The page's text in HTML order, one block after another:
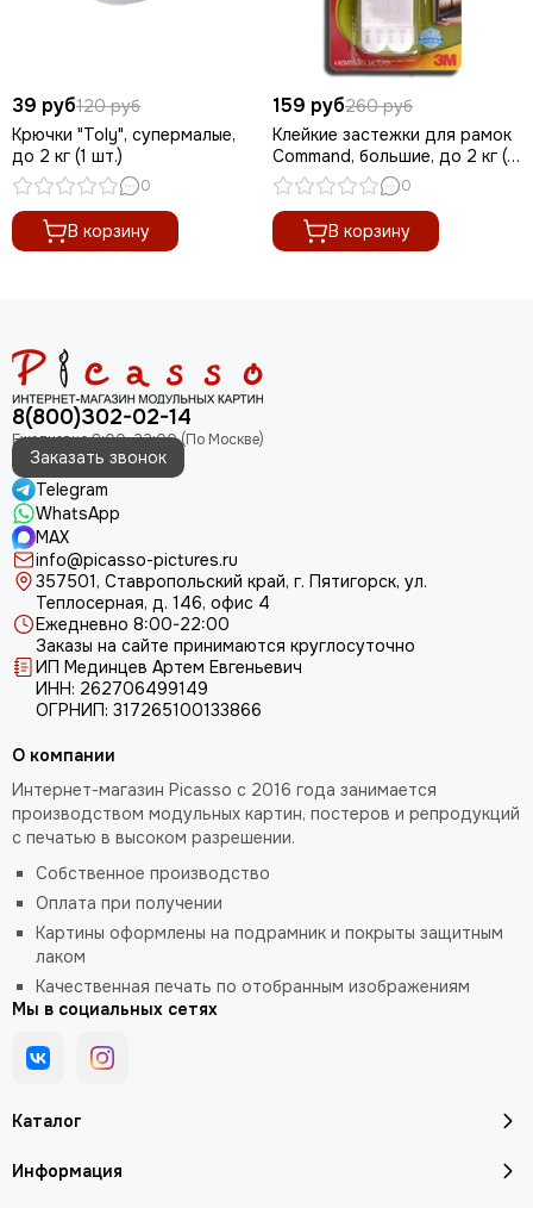
39 руб120 руб
Крючки "Toly", супермалые,
до 2 кг (1 шт.)
0
В корзину
159 руб260 руб
Клейкие застежки для рамок
Command, большие, до 2 кг (1
шт.)
0
В корзину
8(800)302-02-14
Заказать звонок
Telegram
WhatsApp
MAX
info@picasso-pictures.ru
357501, Ставропольский край, г. Пятигорск, ул.
Теплосерная, д. 146, офис 4
Ежедневно 8:00-22:00
Заказы на сайте принимаются круглосуточно
ИП Мединцев Артем Евгеньевич
ИНН: 262706499149
ОГРНИП: 317265100133866
Каталог
Информация
О компании
Интернет-магазин Picasso с 2016 года занимается
производством модульных картин, постеров и репродукций
с печатью в высоком разрешении.
Собственное производство
Оплата при получении
Картины оформлены на подрамник и покрыты защитным
лаком
Качественная печать по отобранным изображениям
Мы в социальных сетях